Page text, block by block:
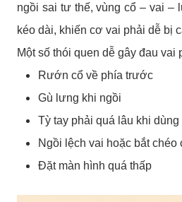
ngồi sai tư thế, vùng cổ – vai –
kéo dài, khiến cơ vai phải dễ bị
Một số thói quen dễ gây đau vai
Rướn cổ về phía trước
Gù lưng khi ngồi
Tỳ tay phải quá lâu khi dùng
Ngồi lệch vai hoặc bắt
Đặt màn hình quá thấp